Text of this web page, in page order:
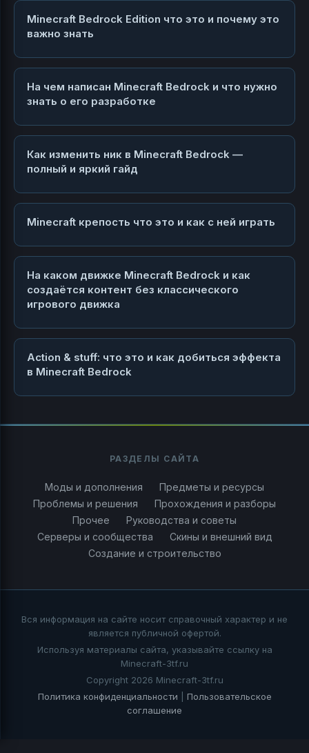
Minecraft Bedrock Edition что это и почему это
важно знать
На чем написан Minecraft Bedrock и что нужно
знать о его разработке
Как изменить ник в Minecraft Bedrock —
полный и яркий гайд
Minecraft крепость что это и как с ней играть
На каком движке Minecraft Bedrock и как
создаётся контент без классического
игрового движка
Action & stuff: что это и как добиться эффекта
в Minecraft Bedrock
РАЗДЕЛЫ САЙТА
Моды и дополнения
Предметы и ресурсы
Проблемы и решения
Прохождения и разборы
Прочее
Руководства и советы
Серверы и сообщества
Скины и внешний вид
Создание и строительство
Вся информация на сайте носит справочный характер и не
является публичной офертой.
Используя материалы сайта, указывайте ссылку на
Minecraft-3tf.ru
Copyright 2026 Minecraft-3tf.ru
Политика конфиденциальности
Пользовательское
соглашение